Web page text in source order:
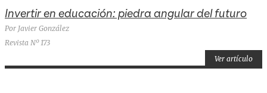
Invertir en educación: piedra angular del futuro
Por Javier González
Revista Nº 173
Ver artículo